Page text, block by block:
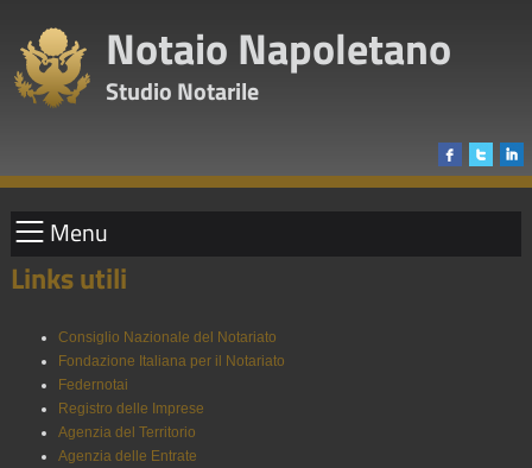
Notaio Napoletano
Studio Notarile
Menu
Links utili
Consiglio Nazionale del Notariato
Fondazione Italiana per il Notariato
Federnotai
Registro delle Imprese
Agenzia del Territorio
Agenzia delle Entrate